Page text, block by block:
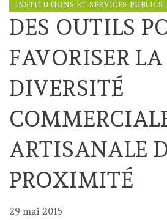
INSTITUTIONS ET SERVICES PUBLICS
DES OUTILS
FAVORISER LA
DIVERSITÉ
ARTISANALE
PROXIMITÉ
29 mai 2015